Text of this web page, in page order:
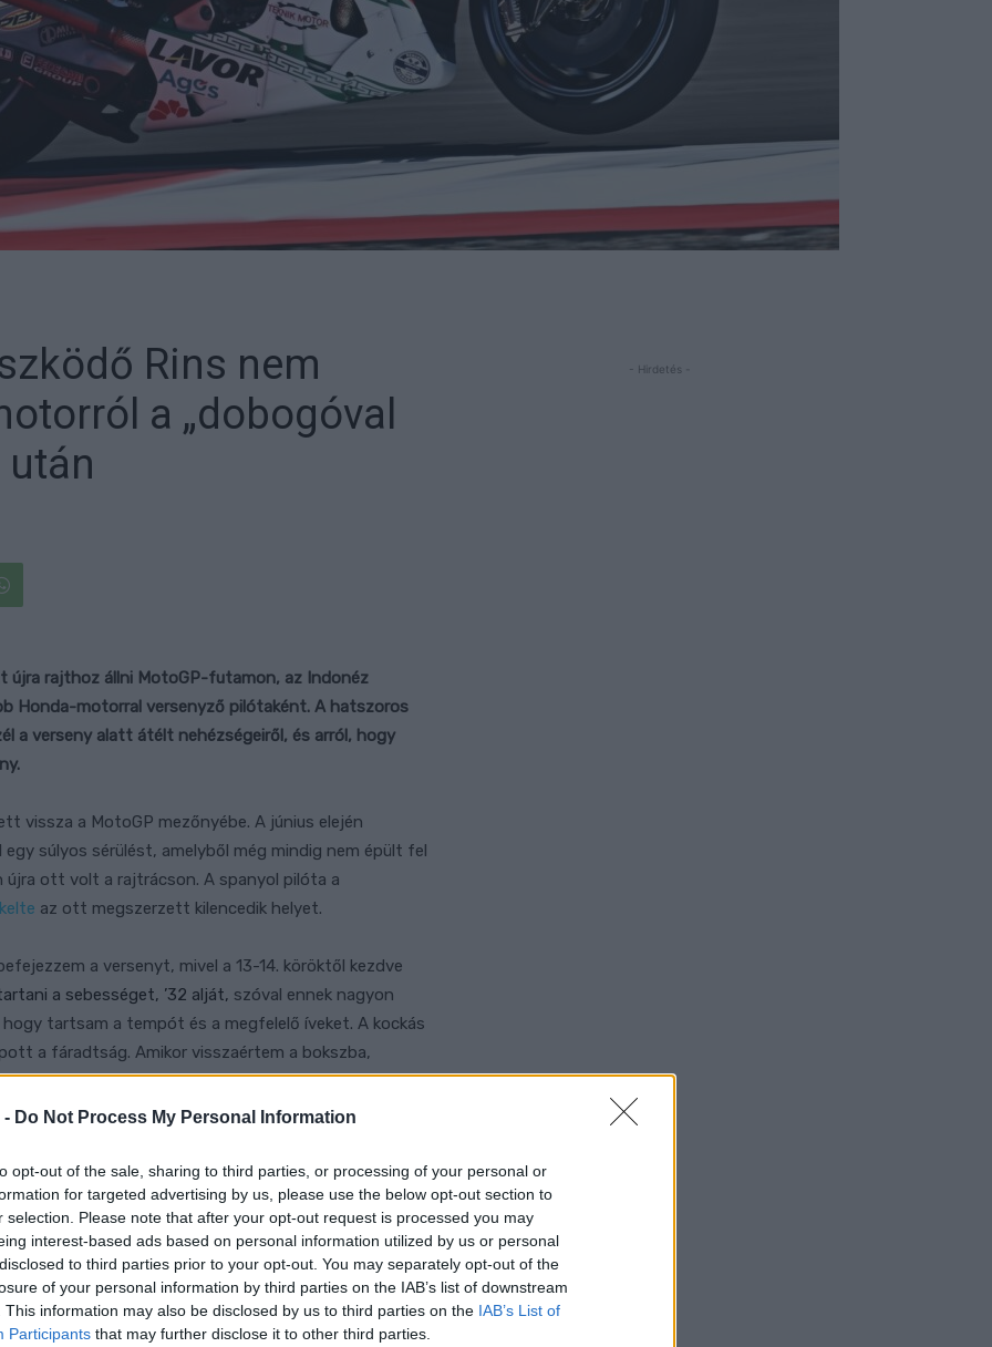
- Do Not Process My Personal Information
opt-out of the sale, sharing to third parties, or processing of your personal or
for targeted advertising by us, please use the below opt-out section to
selection. Please note that after your opt-out request is processed you may
interest-based ads based on personal information utilized by us or personal
to third parties prior to your opt-out. You may separately opt-out of the
of your personal information by third parties on the IAB’s list of downstream
This information may also be disclosed by us to third parties on the IAB’s List of
Participants that may further disclose it to other third parties.
Rins nem
a „dobogóval
után
rajthoz állni MotoGP-futamon, az Indonéz
Honda-motorral versenyző pilótaként. A hatszoros
a verseny alatt átélt nehézségeiről, és arról, hogy
vissza a MotoGP mezőnyébe. A június elején
súlyos sérülést, amelyből még mindig nem épült fel
újra ott volt a rajtrácson. A spanyol pilóta a
az ott megszerzett kilencedik helyet.
a versenyt, mivel a 13-14. köröktől kezdve
a sebességet, ’32 alját, szóval ennek nagyon
tartsam a tempót és a megfelelő íveket. A kockás
a fáradtság. Amikor visszaértem a bokszba,
leszállni a motorról. Sok dologgal baj van, a mell-
a kompartment szindróma (arm pump).”
a mugellói sprintfutamon. A súlyos sérülést hosszú
végét a pilóta és csapata is nagyon várta. Talán
felült a motorra, ott azonban már az edzések
így még másfél hetet kellett várniuk a visszatéréssel.
- Hirdetés -